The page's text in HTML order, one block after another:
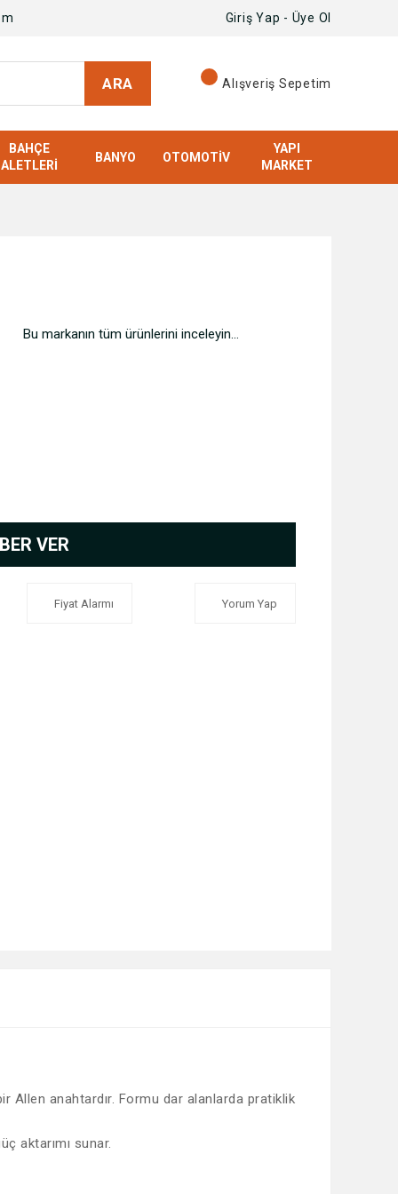
Giriş Yap - Üye Ol
ARA Alışveriş Sepetim
BAHÇE
ALETLERI
BANYO OTOMOTIV
YAPI
MARKET
Bu markanın tüm ürünlerini inceleyin...
VER
Fiyat Alarmı Yorum Yap
Allen anahtardır. Formu dar alanlarda pratiklik
aktarımı sunar.